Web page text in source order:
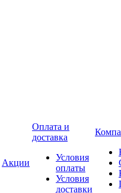
Акции
Оплата и
доставка
Условия
оплаты
Условия
доставки